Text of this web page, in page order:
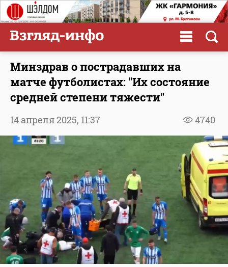
Минздрав о пострадавших на
матче футболистах: "Их состояние
средней степени тяжести"
4740
14 апреля 2025, 11:37